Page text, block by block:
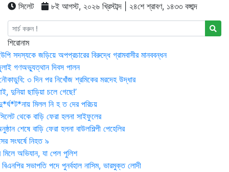
সিলেট ৮ই আগস্ট, ২০২৬ খ্রিস্টাব্দ | ২৪শে শ্রাবণ, ১৪৩৩ বঙ্গাব্দ
শিরোনাম
সদস্যকে জড়িয়ে অপপ্রচারের বিরুদ্ধে গ্রামবাসীর মানববন্ধন
গণঅভ্যুত্থান দিবস পালন
৩ দিন পর নিখোঁজ শ্রমিকের মরদেহ উদ্ধার
দুনিয়া ছাড়িয়া চলে গেছে!’
মিলল নি হ ত দের পরিচয়
থেকে বাড়ি ফেরা হলনা সাইফুলের
শেষে বাড়ি ফেরা হলনা বাউলশিল্পী পেহেলির
সংঘর্ষে নিহত ৯
মিলে অভিযান, যা পেল পুলিশ
সভাপতি পদে পুনর্বহাল নাসিম, ভারমুক্ত লোদী